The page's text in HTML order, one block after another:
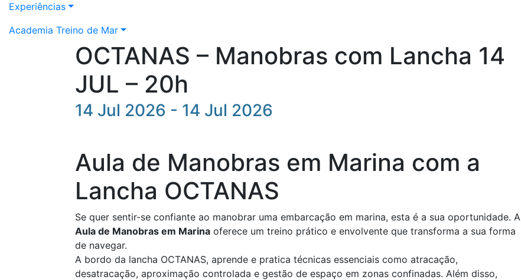
Experiências
Academia Treino de Mar
OCTANAS – Manobras com Lancha 14
JUL – 20h
14 Jul 2026 - 14 Jul 2026
Aula de Manobras em Marina com a
Lancha OCTANAS
Se quer sentir-se confiante ao manobrar uma embarcação em marina, esta é a sua oportunidade. A
Aula de Manobras em Marina oferece um treino prático e envolvente que transforma a sua forma
de navegar.
A bordo da lancha OCTANAS, aprende e pratica técnicas essenciais como atracação,
desatracação, aproximação controlada e gestão de espaço em zonas confinadas. Além disso,